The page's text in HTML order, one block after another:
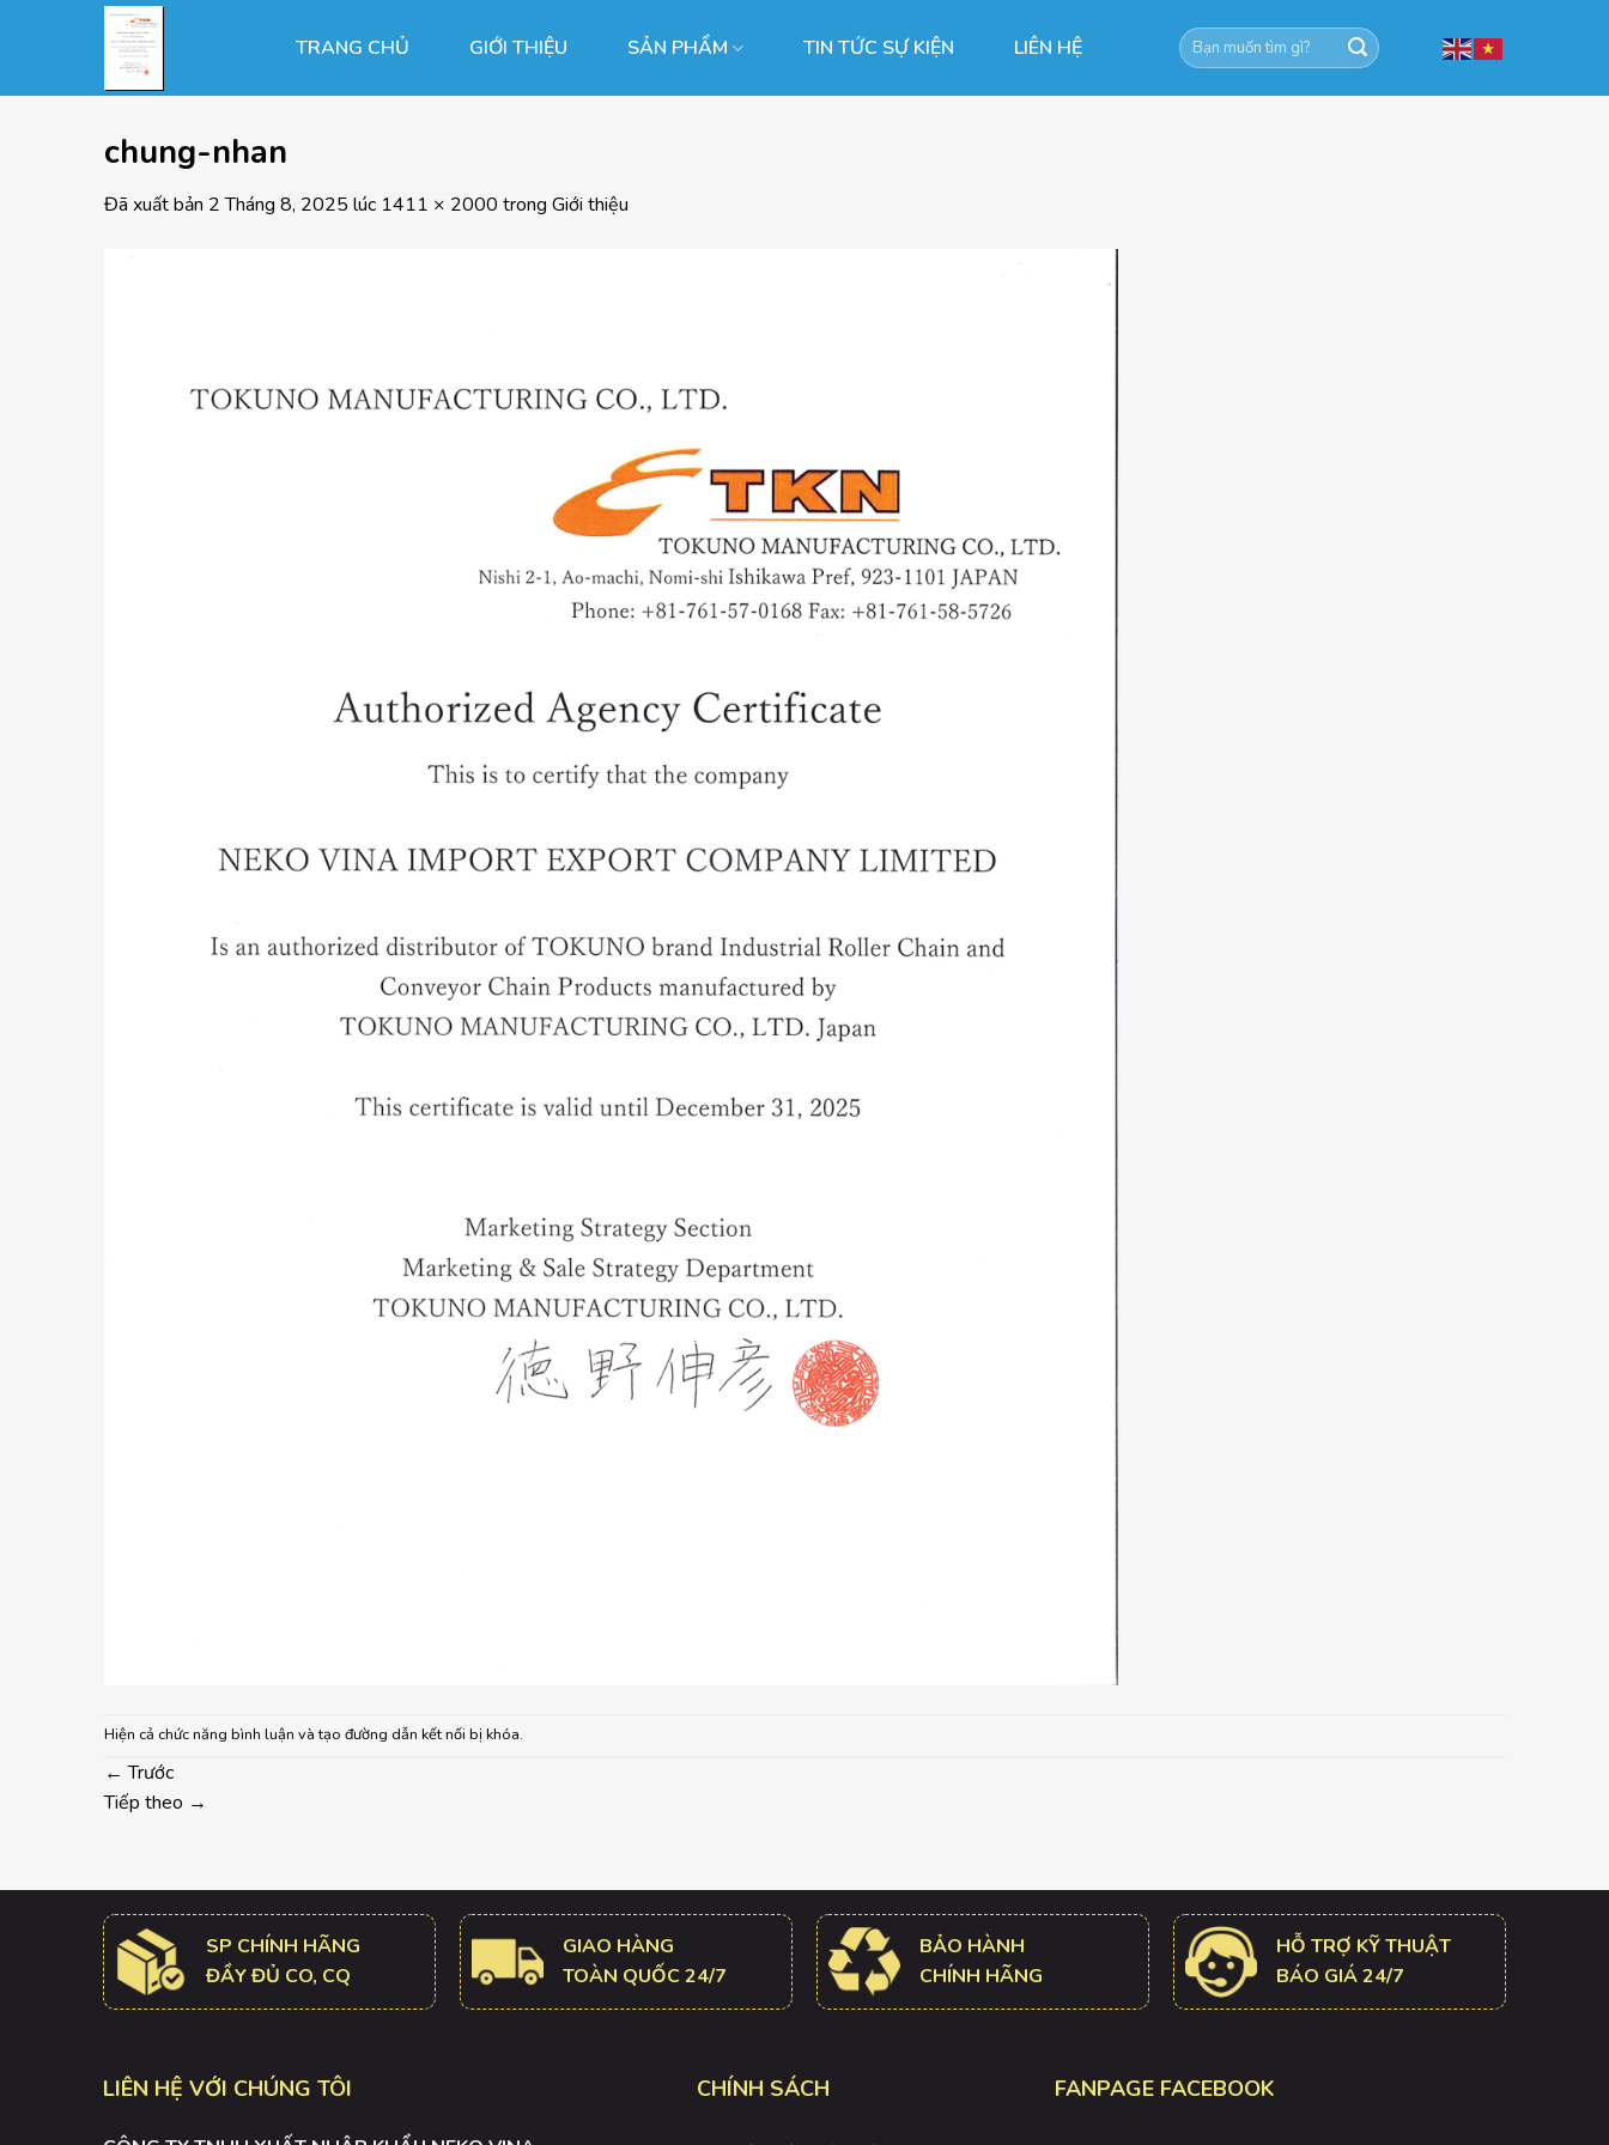
dung
TRANG CHỦ GIỚI THIỆU SẢN PHẨM TIN TỨC SỰ KIỆN LIÊN HỆ
Tìm
kiếm:
chung-nhan
Đã xuất bản 2 Tháng 8, 2025 lúc 1411 × 2000 trong Giới thiệu
Hiện cả chức năng bình luận và tạo đường dẫn kết nối bị khóa.
← Trước
Tiếp theo →
SP CHÍNH HÃNG
ĐẦY ĐỦ CO, CQ
GIAO HÀNG
TOÀN QUỐC 24/7
BẢO HÀNH
CHÍNH HÃNG
HỖ TRỢ KỸ THUẬT
BÁO GIÁ 24/7
LIÊN HỆ VỚI CHÚNG TÔI CHÍNH SÁCH FANPAGE FACEBOOK